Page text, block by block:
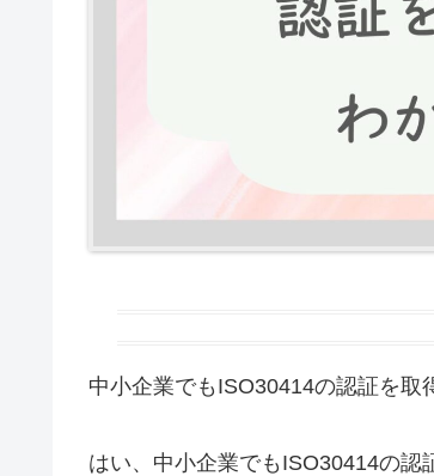
中小企業でもISO30414の認証を取
はい、中小企業でもISO30414の認